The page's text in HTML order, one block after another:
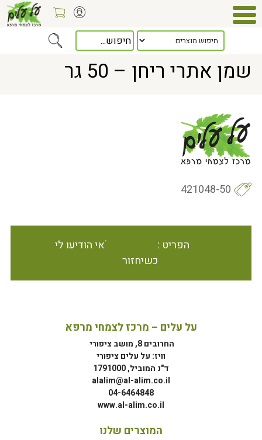
> שמן אתרי ריחן – 50 גר
שמן אתרי ריחן – 50 גר
421048-50
הפריט אינו זמין במלאי הודיעו לי
כשיחזור
על עלים – מרכז לצמחי מרפא
החרובים 8, מושב ציפורי
וויז: על עלים ציפורי
ד"נ המוביל, 1791000
alalim@al-alim.co.il
04-6464848
www.al-alim.co.il
המוצרים שלנו